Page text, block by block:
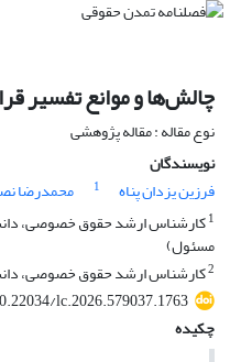
چالش‌ها و موانع تفسیر
نوع مقاله : مقاله پژوهشی
نویسندگان
فرزین یزدان پناه
1 محمدرضا
1کارشناس ارشد حقوق خصوصی،
مسئول)
2کارشناس ارشد حقوق خصوصی،
lc.2026.579037.1763
چکیده